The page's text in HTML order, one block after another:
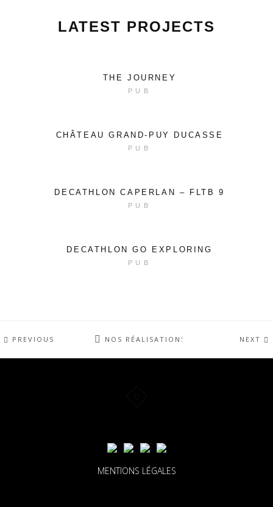
LATEST PROJECTS
THE JOURNEY
PUB
CHÂTEAU GRAND-PUY DUCASSE
PUB
DECATHLON CAPERLAN – FLTB 9
PUB
DECATHLON GO EXPLORING
PUB
PREVIOUS NOS RÉALISATIONS NEXT
MENTIONS LÉGALES